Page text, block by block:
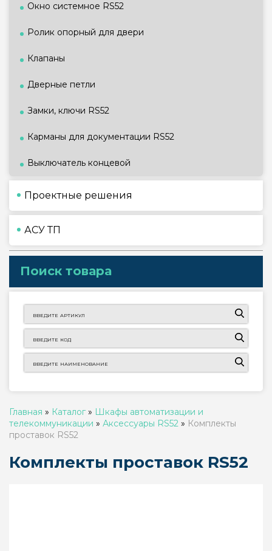
Окно системное RS52
Ролик опорный для двери
Клапаны
Дверные петли
Замки, ключи RS52
Карманы для документации RS52
Выключатель концевой
Проектные решения
АСУ ТП
Поиск товара
Главная » Каталог » Шкафы автоматизации и
телекоммуникации » Аксессуары RS52 » Комплекты
проставок RS52
Комплекты проставок RS52